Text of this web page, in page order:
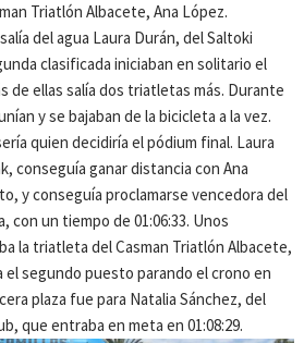
Triatlón Albacete, Ana López.
del agua Laura Durán, del Saltoki
clasificada iniciaban en solitario el
de ellas salía dos triatletas más. Durante
y se bajaban de la bicicleta a la vez.
quien decidiría el pódium final. Laura
conseguía ganar distancia con Ana
y conseguía proclamarse vencedora del
con un tiempo de 01:06:33. Unos
la triatleta del Casman Triatlón Albacete,
el segundo puesto parando el crono en
plaza fue para Natalia Sánchez, del
que entraba en meta en 01:08:29.